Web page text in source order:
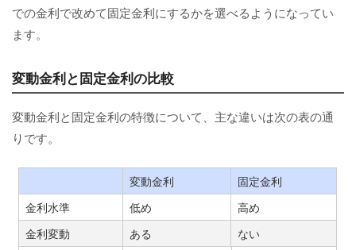
での金利で改めて固定金利にするかを選べるようになってい
ます。
変動金利と固定金利の比較
変動金利と固定金利の特徴について、主な違いは次の表の通
りです。
変動金利
固定金利
金利水準
低め
高め
金利変動
ある
ない